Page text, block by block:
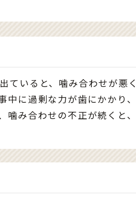
ていると、噛み合わせが悪
中に過剰な力が歯にかかり
噛み合わせの不正が続くと